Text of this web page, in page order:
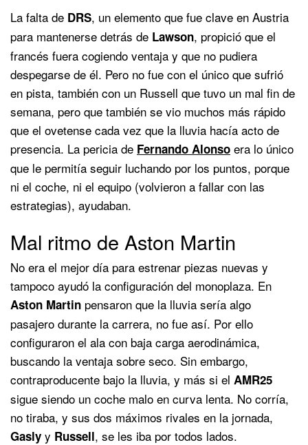
La falta de DRS, un elemento que fue clave en Austria
para mantenerse detrás de Lawson, propició que el
francés fuera cogiendo ventaja y que no pudiera
despegarse de él. Pero no fue con el único que sufrió
en pista, también con un Russell que tuvo un mal fin de
semana, pero que también se vio muchos más rápido
que el ovetense cada vez que la lluvia hacía acto de
presencia. La pericia de Fernando Alonso era lo único
que le permitía seguir luchando por los puntos, porque
ni el coche, ni el equipo (volvieron a fallar con las
estrategias), ayudaban.
Mal ritmo de Aston Martin
No era el mejor día para estrenar piezas nuevas y
tampoco ayudó la configuración del monoplaza. En
Aston Martin pensaron que la lluvia sería algo
pasajero durante la carrera, no fue así. Por ello
configuraron el ala con baja carga aerodinámica,
buscando la ventaja sobre seco. Sin embargo,
contraproducente bajo la lluvia, y más si el AMR25
sigue siendo un coche malo en curva lenta. No corría,
no tiraba, y sus dos máximos rivales en la jornada,
Gasly y Russell, se les iba por todos lados.